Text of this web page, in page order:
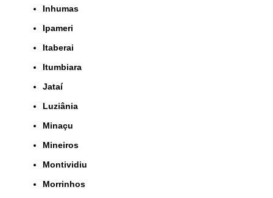
Inhumas
Ipameri
Itaberai
Itumbiara
Jataí
Luziânia
Minaçu
Mineiros
Montividiu
Morrinhos